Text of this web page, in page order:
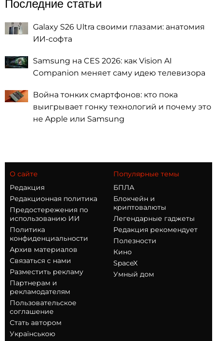
Последние статьи
Galaxy S26 Ultra своими глазами: анатомия
ИИ-софта
Samsung на CES 2026: как Vision AI
Companion меняет саму идею телевизора
Война тонких смартфонов: кто пока
выигрывает гонку технологий и почему это
не Apple или Samsung
О сайте
Редакция
Редакционная политика
Предостережения по
использованию ИИ
Политика
конфиденциальности
Архив материалов
Связаться с нами
Разместить рекламу
Партнерам и
рекламодателям
Пользовательское
соглашение
Стать автором
Українською
Популярные темы
БПЛА
Блокчейн и
криптовалюты
Легендарные гаджеты
Редакция рекомендует
Полезности
Кино
SpaceX
Умный дом